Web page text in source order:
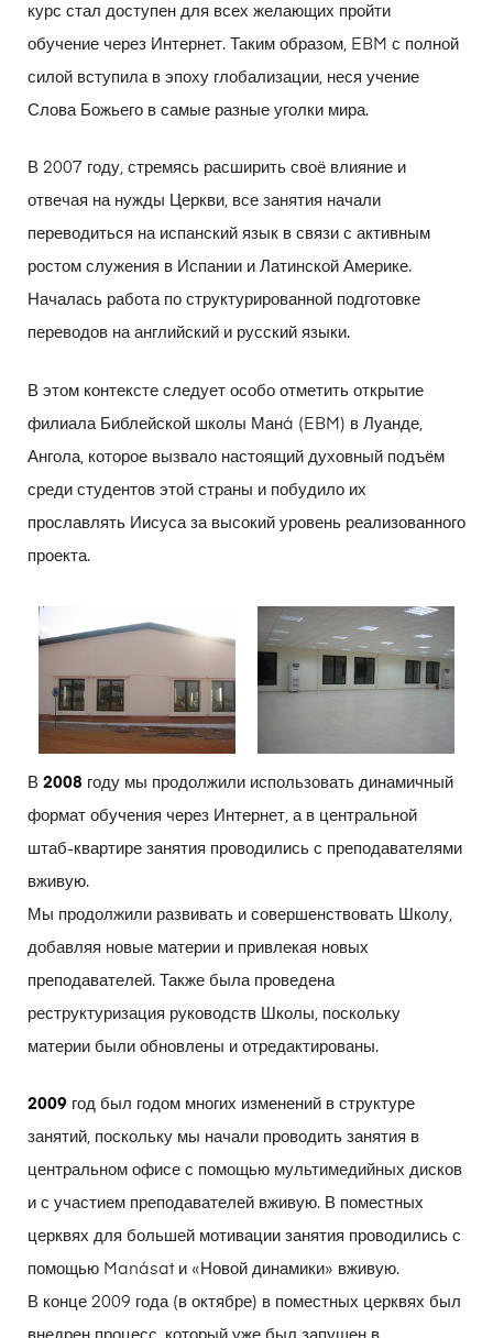
курс стал доступен для всех желающих пройти
обучение через Интернет. Таким образом, EBM с полной
силой вступила в эпоху глобализации, неся учение
Слова Божьего в самые разные уголки мира.
В 2007 году, стремясь расширить своё влияние и
отвечая на нужды Церкви, все занятия начали
переводиться на испанский язык в связи с активным
ростом служения в Испании и Латинской Америке.
Началась работа по структурированной подготовке
переводов на английский и русский языки.
В этом контексте следует особо отметить открытие
филиала Библейской школы Манá (EBM) в Луанде,
Ангола, которое вызвало настоящий духовный подъём
среди студентов этой страны и побудило их
прославлять Иисуса за высокий уровень реализованного
проекта.
В 2008 году мы продолжили использовать динамичный
формат обучения через Интернет, а в центральной
штаб-квартире занятия проводились с преподавателями
вживую.
Мы продолжили развивать и совершенствовать Школу,
добавляя новые материи и привлекая новых
преподавателей. Также была проведена
реструктуризация руководств Школы, поскольку
материи были обновлены и отредактированы.
2009 год был годом многих изменений в структуре
занятий, поскольку мы начали проводить занятия в
центральном офисе с помощью мультимедийных дисков
и с участием преподавателей вживую. В поместных
церквях для большей мотивации занятия проводились с
помощью Manásat и «Новой динамики» вживую.
В конце 2009 года (в октябре) в поместных церквях был